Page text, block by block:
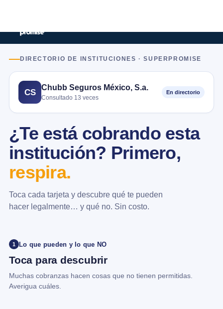
DIRECTORIO DE INSTITUCIONES · SUPERPROMISE
CS
Chubb Seguros México, S.a.
Consultado 13 veces
En directorio
¿Te está cobrando esta
institución? Primero,
respira.
Toca cada tarjeta y descubre qué te pueden
hacer legalmente… y qué no. Sin costo.
1 Lo que pueden y lo que NO
Toca para descubrir
Muchas cobranzas hacen cosas que no tienen permitidas.
Averigua cuáles.